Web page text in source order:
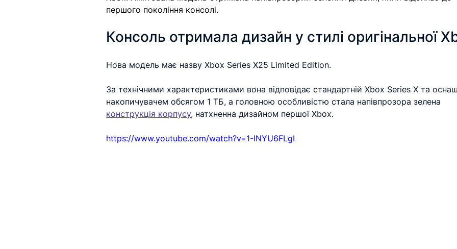
першого покоління консолі.
Консоль отримала дизайн у стилі оригінальної
Нова модель має назву Xbox Series X25 Limited Edition.
За технічними характеристиками вона відповідає стандартній Xbox Series X та
накопичувачем обсягом 1 ТБ, а головною особливістю стала напівпрозора зелена
конструкція корпусу, натхненна дизайном першої Xbox.
https://www.youtube.com/watch?v=1-INYU6FLgI